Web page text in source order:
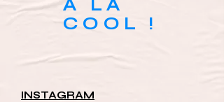
A LA
COOL !
INSTAGRAM